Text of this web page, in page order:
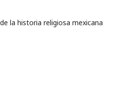
la historia religiosa mexicana